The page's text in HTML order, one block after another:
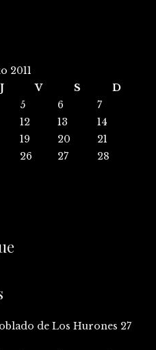
2011
J V S
D
5 6
7
12 13
14
19 20
21
26 27
28
de Los Hurones 27